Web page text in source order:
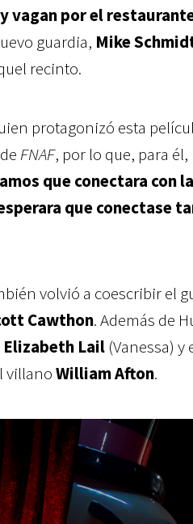
vagan por el
guardia, Mike
recinto.
protagonizó esta
FNAF, por lo que, para
que conectara con
que conectase
volvió a coescribir el
Cawthon. Además de
Elizabeth Lail (Vanessa) y
villanoWilliam Afton.